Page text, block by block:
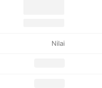
Nilai